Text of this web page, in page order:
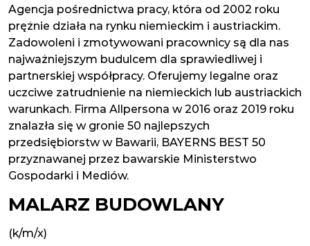
Agencja pośrednictwa pracy, która od 2002 roku
prężnie działa na rynku niemieckim i austriackim.
Zadowoleni i zmotywowani pracownicy są dla nas
najważniejszym budulcem dla sprawiedliwej i
partnerskiej współpracy. Oferujemy legalne oraz
uczciwe zatrudnienie na niemieckich lub austriackich
warunkach. Firma Allpersona w 2016 oraz 2019 roku
znalazła się w gronie 50 najlepszych
przedsiębiorstw w Bawarii, BAYERNS BEST 50
przyznawanej przez bawarskie Ministerstwo
Gospodarki i Mediów.
MALARZ BUDOWLANY
(k/m/x)